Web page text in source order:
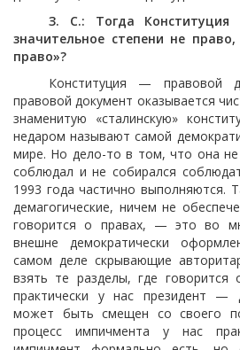
З. С.: Тогда
значительное степени не
право»?
Конституция — правовой
правовой документ оказывается
знаменитую «сталинскую»
недаром называют самой
мире. Но дело-то в том, что она
соблюдал и не собирался
1993 года частично выполняются.
демагогические, ничем не
говорится о правах, — это во
внешне демократически
самом деле скрывающие
взять те разделы, где говорится
практически у нас президент —
может быть смещен со своего
процесс импичмента у нас